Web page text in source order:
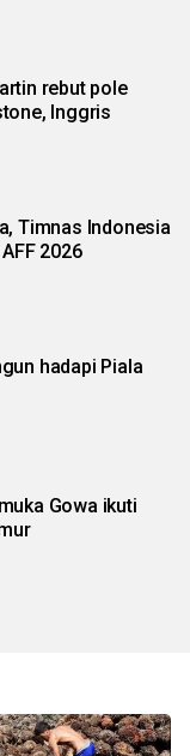
rebut pole
Inggris
Timnas Indonesia
2026
hadapi Piala
ikuti